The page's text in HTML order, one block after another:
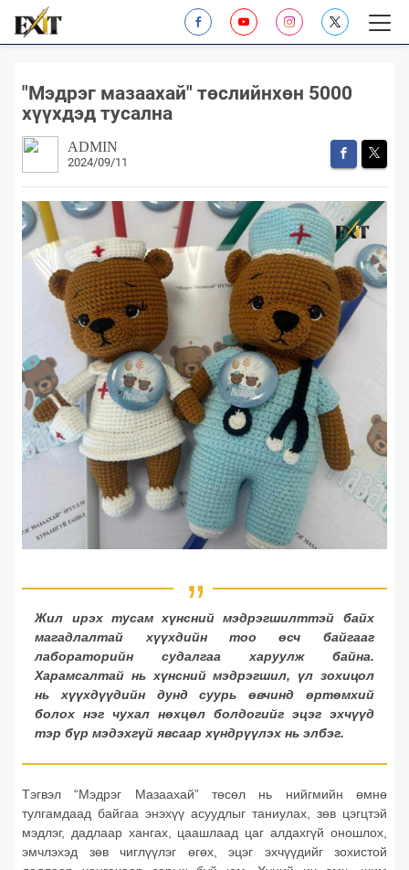
"Мэдрэг мазаахай" төслийнхөн 5000
хүүхдэд тусална
ADMIN
2024/09/11
Жил ирэх тусам хүнсний мэдрэгшилттэй байх
магадлалтай хүүхдийн тоо өсч байгааг
лабораторийн судалгаа харуулж байна.
Харамсалтай нь хүнсний мэдрэгшил, үл зохицол
нь хүүхдүүдийн дунд суурь өвчинд өртөмхий
болох нэг чухал нөхцөл болдогийг эцэг эхчүүд
тэр бүр мэдэхгүй явсаар хүндрүүлэх нь элбэг.
Тэгвэл “Мэдрэг Мазаахай” төсөл нь нийгмийн өмнө
тулгамдаад байгаа энэхүү асуудлыг таниулах, зөв цэгцтэй
мэдлэг, дадлаар хангах, цаашлаад цаг алдахгүй оношлох,
эмчлэхэд зөв чиглүүлэг өгөх, эцэг эхчүүдийг зохистой